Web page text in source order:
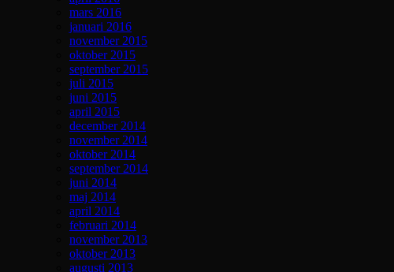
mars 2016
januari 2016
november 2015
oktober 2015
september 2015
juli 2015
juni 2015
april 2015
december 2014
november 2014
oktober 2014
september 2014
juni 2014
maj 2014
april 2014
februari 2014
november 2013
oktober 2013
augusti 2013